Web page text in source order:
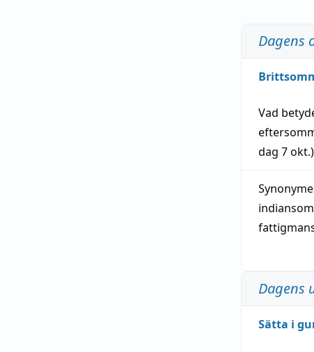
Dagens
Vad
dag 7 okt.)
Dagens
Sätta i